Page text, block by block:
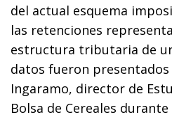
del actual esquema
las retenciones
estructura tributaria de
datos fueron presentados
Ingaramo, director de
Bolsa de Cereales